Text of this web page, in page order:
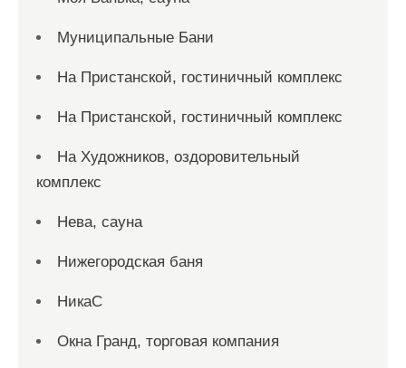
Муниципальные Бани
На Пристанской, гостиничный комплекс
На Пристанской, гостиничный комплекс
На Художников, оздоровительный
комплекс
Нева, сауна
Нижегородская баня
НикаС
Окна Гранд, торговая компания